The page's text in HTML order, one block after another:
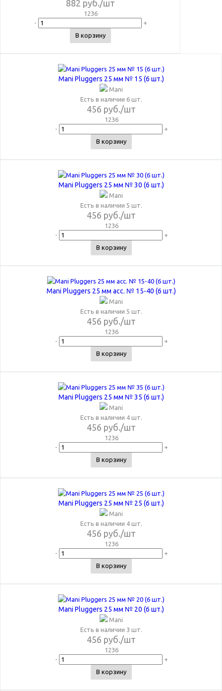
882 руб./шт
1236
-
+
В корзину
Mani Pluggers 25 мм № 15 (6 шт.)
Mani
Есть в наличии 6 шт.
456 руб./шт
1236
-
+
В корзину
Mani Pluggers 25 мм № 30 (6 шт.)
Mani
Есть в наличии 5 шт.
456 руб./шт
1236
-
+
В корзину
Mani Pluggers 25 мм асс. № 15-40 (6 шт.)
Mani
Есть в наличии 5 шт.
456 руб./шт
1236
-
+
В корзину
Mani Pluggers 25 мм № 35 (6 шт.)
Mani
Есть в наличии 4 шт.
456 руб./шт
1236
-
+
В корзину
Mani Pluggers 25 мм № 25 (6 шт.)
Mani
Есть в наличии 4 шт.
456 руб./шт
1236
-
+
В корзину
Mani Pluggers 25 мм № 20 (6 шт.)
Mani
Есть в наличии 3 шт.
456 руб./шт
1236
-
+
В корзину